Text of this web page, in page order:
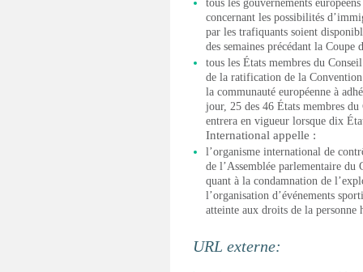
tous les gouvernements
concernant les possibilités
par les trafiquants soient
des semaines précédant la Coupe
tous les États membres du
de la ratification de la
la communauté européenne à
jour, 25 des 46 États membres
entrera en vigueur lorsque dix
International appelle :
l’organisme international de
de l’Assemblée parlementaire du
quant à la condamnation de
l’organisation d’événements
atteinte aux droits de la personne
URL externe: